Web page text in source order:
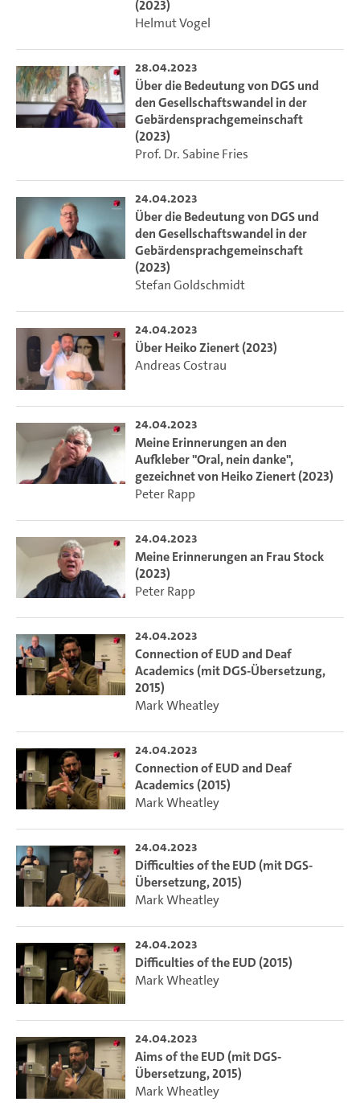
(2023)
Helmut Vogel
28.04.2023
Über die Bedeutung von DGS und
den Gesellschaftswandel in der
Gebärdensprachgemeinschaft
(2023)
Prof. Dr. Sabine Fries
24.04.2023
Über die Bedeutung von DGS und
den Gesellschaftswandel in der
Gebärdensprachgemeinschaft
(2023)
Stefan Goldschmidt
24.04.2023
Über Heiko Zienert (2023)
Andreas Costrau
24.04.2023
Meine Erinnerungen an den
Aufkleber "Oral, nein danke",
gezeichnet von Heiko Zienert (2023)
Peter Rapp
24.04.2023
Meine Erinnerungen an Frau Stock
(2023)
Peter Rapp
24.04.2023
Connection of EUD and Deaf
Academics (mit DGS-Übersetzung,
2015)
Mark Wheatley
24.04.2023
Connection of EUD and Deaf
Academics (2015)
Mark Wheatley
24.04.2023
Difficulties of the EUD (mit DGS-
Übersetzung, 2015)
Mark Wheatley
24.04.2023
Difficulties of the EUD (2015)
Mark Wheatley
24.04.2023
Aims of the EUD (mit DGS-
Übersetzung, 2015)
Mark Wheatley